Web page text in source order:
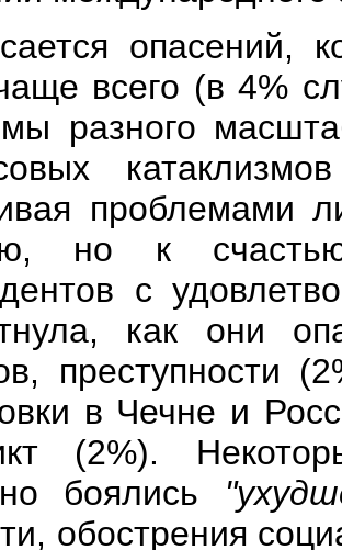
опасений,
всего (в 4%
разного
проблемами
но к
с
как они
преступности
в Чечне и
(2%).
боялись
обострения